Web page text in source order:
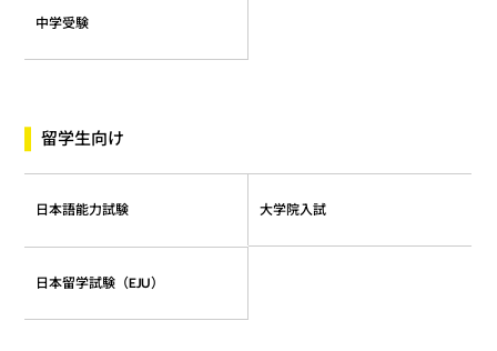
中学受験
留学生向け
日本語能力試験 大学院入試
日本留学試験（EJU）